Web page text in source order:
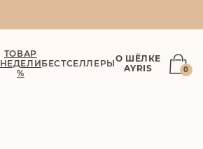
ТОВАР
НЕДЕЛИ
%
БЕСТСЕЛЛЕРЫО ШЁЛКЕ
AYRIS
0